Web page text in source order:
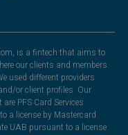
is a fintech that aims to
our clients and members
used different providers
or client profiles. Our
PFS Card Services
a license by Mastercard
UAB pursuant to a license